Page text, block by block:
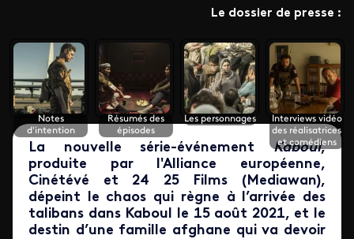
Le dossier de presse :
Notes
d'intention
Résumés des
épisodes
Les personnages
Interviews vidéo
des réalisatrices
et comédiens
La nouvelle série-événementKaboul,
produite par l'Alliance européenne,
Cinétévé et 24 25 Films (Mediawan),
dépeint le chaos qui règne à l’arrivée des
talibans dans Kaboul le 15 août 2021, et le
destin d’une famille afghane qui va devoir